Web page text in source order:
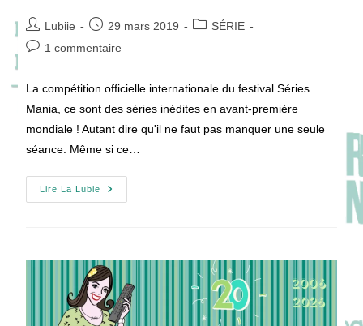
Auteur/autrice
de
Lubiie
Publication
publiée :
29 mars 2019
PostSÉRIE
Commentaires
publication :
1 commentaire
La compétition officielle internationale du festival Séries
Mania, ce sont des séries inédites en avant-première
mondiale ! Autant dire qu'il ne faut pas manquer une seule
séance. Même si ce…
Lire La Lubie
SÉRIES
MANIA
Officielle
Internationale